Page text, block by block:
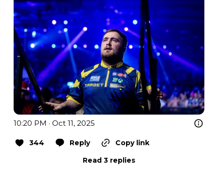
10:20 PM · Oct 11, 2025
344 Reply
Copy link
Read 3 replies